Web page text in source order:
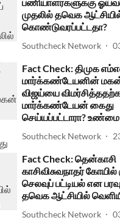
பணியாளர்களுக்கு
முதலில் தவெக
கொண்டுவரப்பட்டதா?
Southcheck Network
Fact Check: திமுக
மார்க்கண்டேயனின்
விஜய்யை
மார்க்கண்டேயன் கைது
செய்யப்பட்டாரா?
Southcheck Network
Fact Check: தென்காசி
காசிவிசுவநாதர் கோயில்
செலவுப் பட்டியல் என
தவெக ஆட்சியில்
Southcheck Network